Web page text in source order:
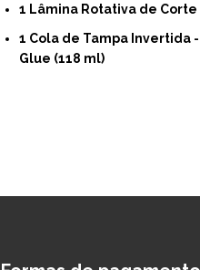
1 Lâmina Rotativa de
1 Cola de Tampa Invertida
Glue (118 ml)